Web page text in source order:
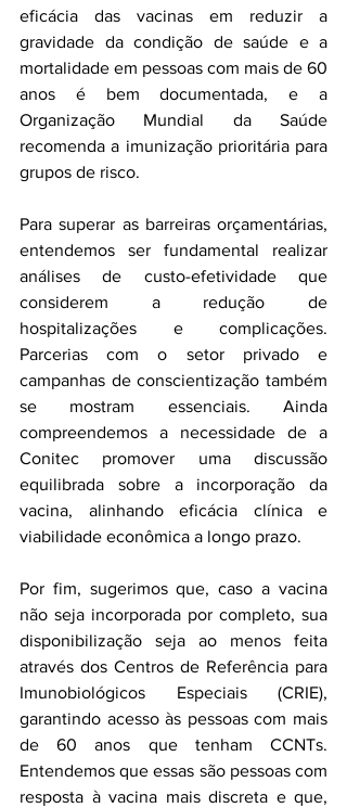
eficácia das vacinas em reduzir a
gravidade da condição de saúde e a
mortalidade em pessoas com mais de 60
anos é bem documentada, e a
Organização Mundial da Saúde
recomenda a imunização prioritária para
grupos de risco.
Para superar as barreiras orçamentárias,
entendemos ser fundamental realizar
análises de custo-efetividade que
considerem a redução de
hospitalizações e complicações.
Parcerias com o setor privado e
campanhas de conscientização também
se mostram essenciais. Ainda
compreendemos a necessidade de a
Conitec promover uma discussão
equilibrada sobre a incorporação da
vacina, alinhando eficácia clínica e
viabilidade econômica a longo prazo.
Por fim, sugerimos que, caso a vacina
não seja incorporada por completo, sua
disponibilização seja ao menos feita
através dos Centros de Referência para
Imunobiológicos Especiais (CRIE),
garantindo acesso às pessoas com mais
de 60 anos que tenham CCNTs.
Entendemos que essas são pessoas com
resposta à vacina mais discreta e que,